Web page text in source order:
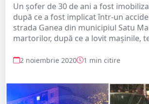
Un șofer de 30 de ani a fost
după ce a fost implicat într-un
strada Ganea din municipiul Satu
martorilor, după ce a lovit mașinile,
2 noiembrie 2020 1 min citire